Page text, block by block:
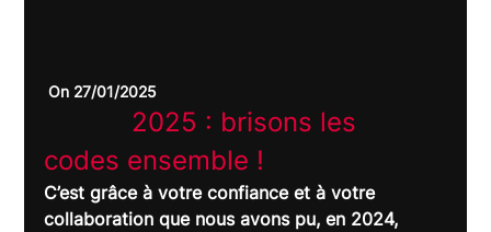
On 27/01/2025
C’est grâce à votre confiance et à votre
collaboration que nous avons pu, en 2024,